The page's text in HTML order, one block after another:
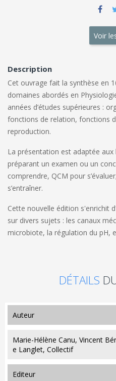
Voir
Description
Cet ouvrage fait la synthèse en
domaines abordés en
années d’études supérieures :
fonctions de relation, fonctions
reproduction.
La présentation est adaptée
préparant un examen ou un
comprendre, QCM pour
s’entraîner.
Cette nouvelle édition s'enrichit
sur divers sujets : les canaux
microbiote, la régulation du pH,
DÉTAILS
auteur
Marie-Hélène Canu, Vincent
e Langlet, Collectif
editeur